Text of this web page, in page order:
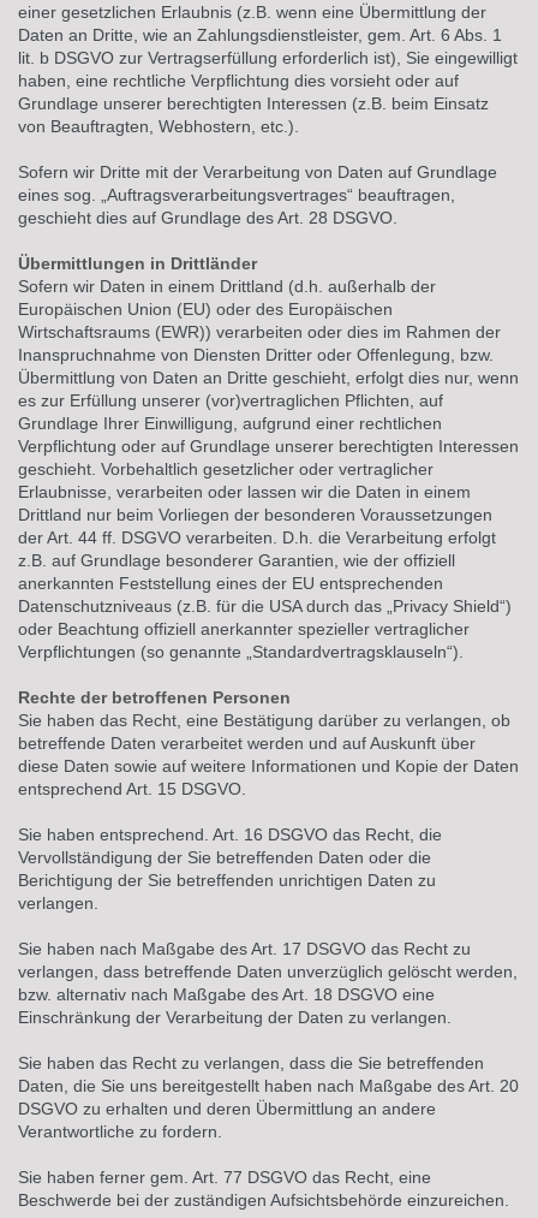
einer gesetzlichen Erlaubnis (z.B. wenn eine Übermittlung der
Daten an Dritte, wie an Zahlungsdienstleister, gem. Art. 6 Abs. 1
lit. b DSGVO zur Vertragserfüllung erforderlich ist), Sie eingewilligt
haben, eine rechtliche Verpflichtung dies vorsieht oder auf
Grundlage unserer berechtigten Interessen (z.B. beim Einsatz
von Beauftragten, Webhostern, etc.).
Sofern wir Dritte mit der Verarbeitung von Daten auf Grundlage
eines sog. „Auftragsverarbeitungsvertrages“ beauftragen,
geschieht dies auf Grundlage des Art. 28 DSGVO.
Übermittlungen in Drittländer
Sofern wir Daten in einem Drittland (d.h. außerhalb der
Europäischen Union (EU) oder des Europäischen
Wirtschaftsraums (EWR)) verarbeiten oder dies im Rahmen der
Inanspruchnahme von Diensten Dritter oder Offenlegung, bzw.
Übermittlung von Daten an Dritte geschieht, erfolgt dies nur, wenn
es zur Erfüllung unserer (vor)vertraglichen Pflichten, auf
Grundlage Ihrer Einwilligung, aufgrund einer rechtlichen
Verpflichtung oder auf Grundlage unserer berechtigten Interessen
geschieht. Vorbehaltlich gesetzlicher oder vertraglicher
Erlaubnisse, verarbeiten oder lassen wir die Daten in einem
Drittland nur beim Vorliegen der besonderen Voraussetzungen
der Art. 44 ff. DSGVO verarbeiten. D.h. die Verarbeitung erfolgt
z.B. auf Grundlage besonderer Garantien, wie der offiziell
anerkannten Feststellung eines der EU entsprechenden
Datenschutzniveaus (z.B. für die USA durch das „Privacy Shield“)
oder Beachtung offiziell anerkannter spezieller vertraglicher
Verpflichtungen (so genannte „Standardvertragsklauseln“).
Rechte der betroffenen Personen
Sie haben das Recht, eine Bestätigung darüber zu verlangen, ob
betreffende Daten verarbeitet werden und auf Auskunft über
diese Daten sowie auf weitere Informationen und Kopie der Daten
entsprechend Art. 15 DSGVO.
Sie haben entsprechend. Art. 16 DSGVO das Recht, die
Vervollständigung der Sie betreffenden Daten oder die
Berichtigung der Sie betreffenden unrichtigen Daten zu
verlangen.
Sie haben nach Maßgabe des Art. 17 DSGVO das Recht zu
verlangen, dass betreffende Daten unverzüglich gelöscht werden,
bzw. alternativ nach Maßgabe des Art. 18 DSGVO eine
Einschränkung der Verarbeitung der Daten zu verlangen.
Sie haben das Recht zu verlangen, dass die Sie betreffenden
Daten, die Sie uns bereitgestellt haben nach Maßgabe des Art. 20
DSGVO zu erhalten und deren Übermittlung an andere
Verantwortliche zu fordern.
Sie haben ferner gem. Art. 77 DSGVO das Recht, eine
Beschwerde bei der zuständigen Aufsichtsbehörde einzureichen.